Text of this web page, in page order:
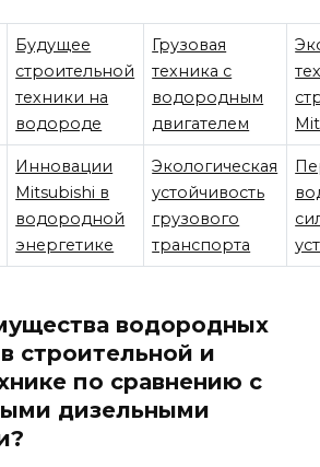
Будущее
строительной
техники на
водороде
Грузовая
техника с
водородным
двигателем
Инновации
Mitsubishi в
водородной
энергетике
Экологическая
устойчивость
грузового
транспорта
водородных
строительной и
по сравнению с
дизельными